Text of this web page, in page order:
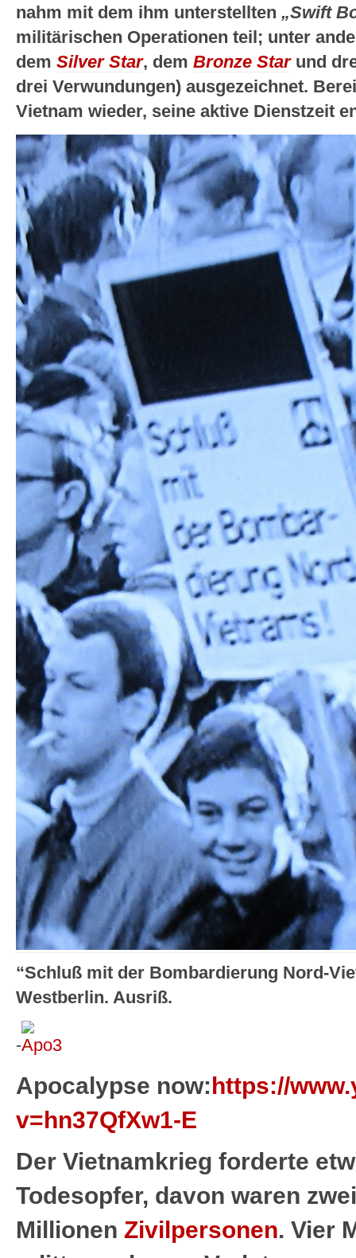
nahm mit dem ihm unterstellten „Swift
militärischen Operationen teil; unter
dem Silver Star, dem Bronze Starund
drei Verwundungen) ausgezeichnet.
Vietnam wieder, seine aktive Dienstzeit
“Schluß mit der Bombardierung Nord-
Westberlin. Ausriß.
-
Apocalypse now:https://
v=hn37QfXw1-E
Der Vietnamkrieg forderte
Todesopfer, davon waren zwei
Millionen Zivilpersonen. Vier